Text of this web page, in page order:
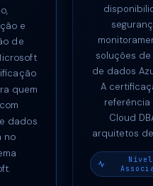
e
de
quem
dados
no
soluções
de dados
A
referência
Cloud
arquitetos